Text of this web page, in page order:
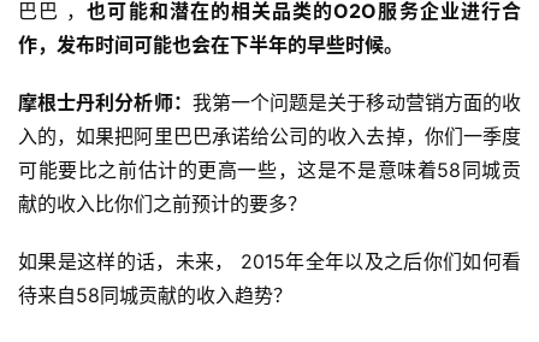
首
页
标
企
业
巴巴 ，也可能和潜在的相关品类的O2O服务企业进行合
作，发布时间可能也会在下半年的早些时候。
摩根士丹利分析师： 我第一个问题是关于移动营销方面的收
入的，如果把阿里巴巴承诺给公司的收入去掉，你们一季度
可能要比之前估计的更高一些，这是不是意味着58同城贡
献的收入比你们之前预计的要多？
如果是这样的话，未来， 2015年全年以及之后你们如何看
待来自58同城贡献的收入趋势？